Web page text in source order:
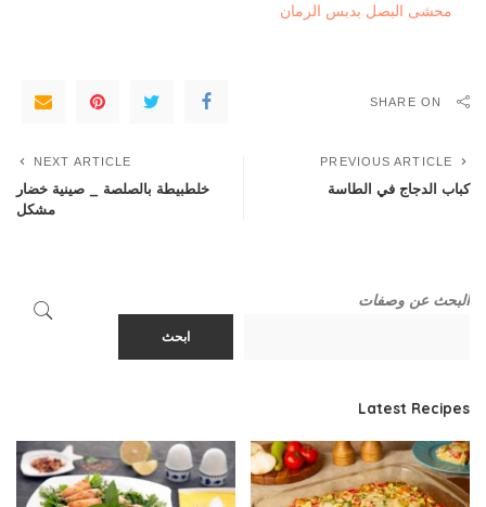
محشى البصل بدبس الرمان
SHARE ON
PREVIOUS ARTICLE
كباب الدجاج في الطاسة
NEXT ARTICLE
خلطبيطة بالصلصة _ صينية خضار
مشكل
البحث عن وصفات
ابحث
Latest Recipes